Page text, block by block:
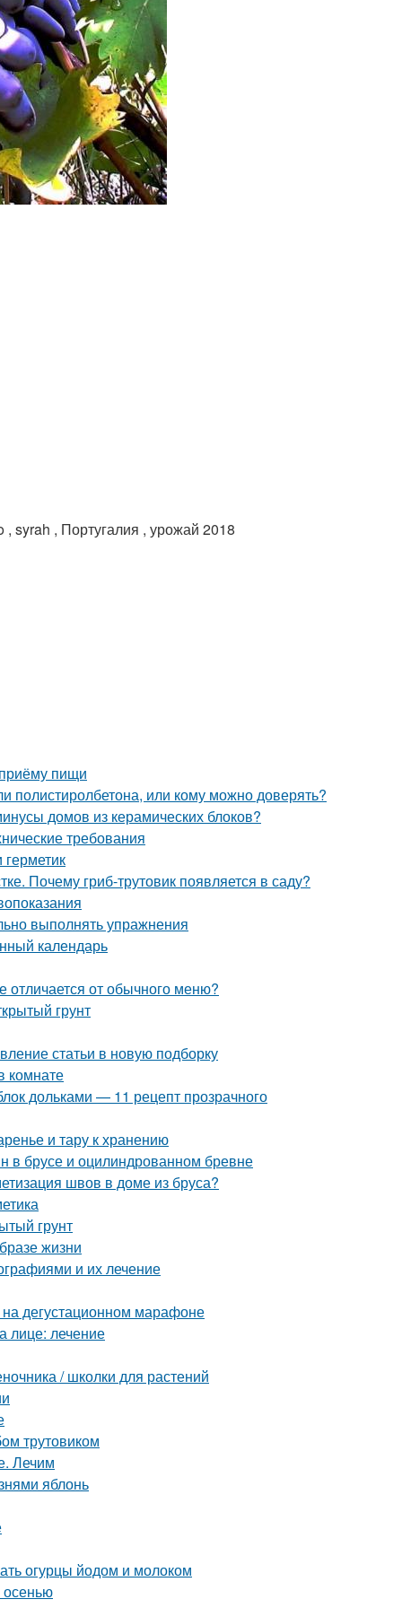
syrah , Португалия , урожай 2018
пищи
полистиролбетона, или кому можно доверять?
домов из керамических блоков?
требования
Почему гриб-трутовик появляется в саду?
выполнять упражнения
календарь
отличается от обычного меню?
грунт
статьи в новую подборку
комнате
дольками — 11 рецепт прозрачного
и тару к хранению
в брусе и оцилиндрованном бревне
швов в доме из бруса?
грунт
жизни
и их лечение
на дегустационном марафоне
лице: лечение
/ школки для растений
трутовиком
Лечим
яблонь
огурцы йодом и молоком
осенью